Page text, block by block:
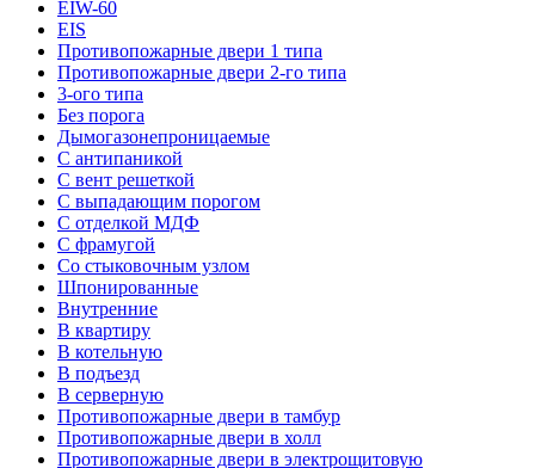
EIW-60
EIS
Противопожарные двери 1 типа
Противопожарные двери 2-го типа
3-ого типа
Без порога
Дымогазонепроницаемые
С антипаникой
С вент решеткой
С выпадающим порогом
С отделкой МДФ
С фрамугой
Со стыковочным узлом
Шпонированные
Внутренние
В квартиру
В котельную
В подъезд
В серверную
Противопожарные двери в тамбур
Противопожарные двери в холл
Противопожарные двери в электрощитовую